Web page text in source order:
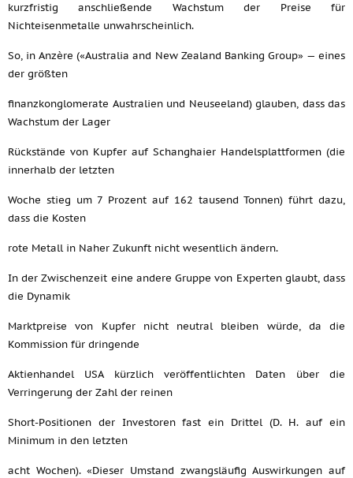
kurzfristig anschließende Wachstum der Preise für
Nichteisenmetalle unwahrscheinlich.
So, in Anzère («Australia and New Zealand Banking Group» — eines
der größten
finanzkonglomerate Australien und Neuseeland) glauben, dass das
Wachstum der Lager
Rückstände von Kupfer auf Schanghaier Handelsplattformen (die
innerhalb der letzten
Woche stieg um 7 Prozent auf 162 tausend Tonnen) führt dazu,
dass die Kosten
rote Metall in Naher Zukunft nicht wesentlich ändern.
In der Zwischenzeit eine andere Gruppe von Experten glaubt, dass
die Dynamik
Marktpreise von Kupfer nicht neutral bleiben würde, da die
Kommission für dringende
Aktienhandel USA kürzlich veröffentlichten Daten über die
Verringerung der Zahl der reinen
Short-Positionen der Investoren fast ein Drittel (D. H. auf ein
Minimum in den letzten
acht Wochen). «Dieser Umstand zwangsläufig Auswirkungen auf